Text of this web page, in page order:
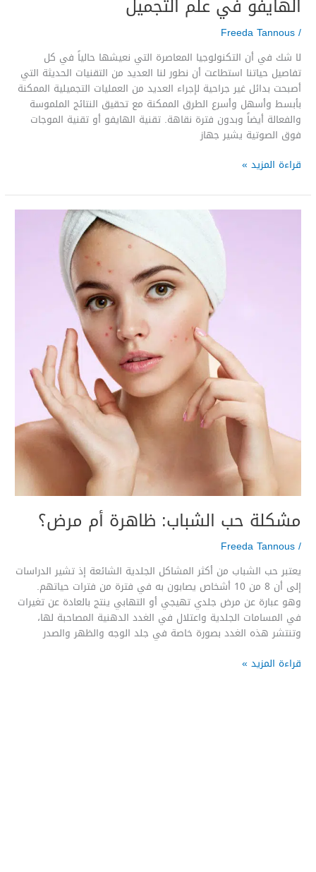
الهايفو في علم التجميل
/
Freeda Tannous
لا شك في أن التكنولوجيا المعاصرة التي نعيشها حالياً في كل
تفاصيل حياتنا استطاعت أن نطور لنا العديد من التقنيات الحديثة التي
أصبحت بدائل غير جراحية لإجراء العديد من العمليات التجميلية الممكنة
بأبسط وأسهل وأسرع الطرق الممكنة مع تحقيق النتائج الملموسة
والفعالة أيضاً وبدون فترة نقاهة. تقنية الهايفو أو تقنية الموجات
فوق الصوتية يشير جهاز
قراءة المزيد »
مشكلة حب الشباب: ظاهرة أم مرض؟
/
Freeda Tannous
يعتبر حب الشباب من أكثر المشاكل الجلدية الشائعة إذ تشير الدراسات
إلى أن 8 من 10 أشخاص يصابون به في فترة من فترات حياتهم.
وهو عبارة عن مرض جلدي تهيجي أو التهابي ينتج بالعادة عن تغيرات
في المسامات الجلدية واعتلال في الغدد الدهنية المصاحبة لها،
وتنتشر هذه الغدد بصورة خاصة في جلد الوجه والظهر والصدر
قراءة المزيد »